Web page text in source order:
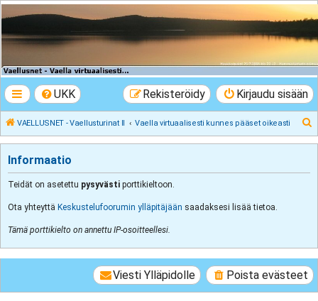
VAELLUSNET -
Vaellusturinat II
UKK Kirjaudu sisään
Rekisteröidy
VAELLUSNET - Vaellusturinat II Vaella virtuaalisesti kunnes pääset oikeasti
Informaatio
Teidät on asetettu pysyvästi porttikieltoon.
Ota yhteyttä Keskustelufoorumin ylläpitäjään saadaksesi lisää tietoa.
Tämä porttikielto on annettu IP-osoitteellesi.
Poista evästeet
Viesti Ylläpidolle